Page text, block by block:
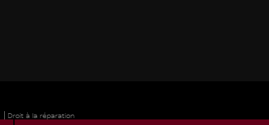
| Droit à la réparation